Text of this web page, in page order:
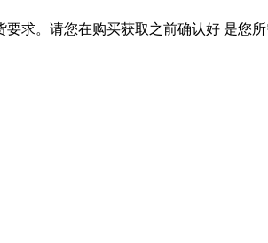
求。请您在购买获取之前确认好 是您